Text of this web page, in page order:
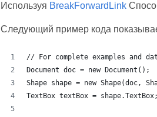
Используя BreakForwardLink
Следующий пример кода
// For complete examples and
Document doc = new Document();
Shape shape = new Shape(doc,
TextBox textBox = shape.TextBox;